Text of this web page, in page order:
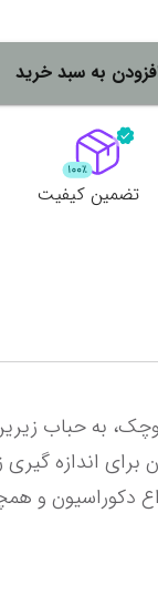
محصولات
به سبد خرید
تضمین کیفیت